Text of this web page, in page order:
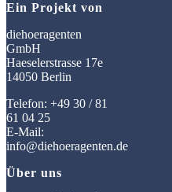
Ein Projekt von
diehoeragenten
GmbH
Haeselerstrasse 17e
14050 Berlin
Telefon: +49 30 / 81
61 04 25
E-Mail:
info@diehoeragenten.de
Über uns